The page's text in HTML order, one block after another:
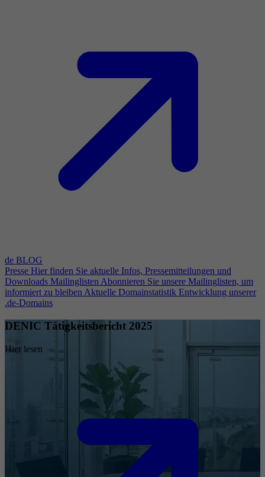
de BLOG
Presse Hier finden Sie aktuelle Infos, Pressemitteilungen und
Downloads Mailinglisten Abonnieren Sie unsere Mailinglisten, um
informiert zu bleiben Aktuelle Domainstatistik Entwicklung unserer
.de-Domains
DENIC Tätigkeitsbericht 2025
Hier lesen